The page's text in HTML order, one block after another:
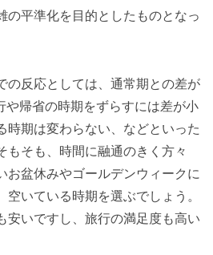
の平準化を目的としたものとなっ
の反応としては、通常期との差が
帰省の時期をずらすには差が小
時期は変わらない、などといった
もそも、時間に融通のきく方々
お盆休みやゴールデンウィークに
いている時期を選ぶでしょう。
安いですし、旅行の満足度も高い